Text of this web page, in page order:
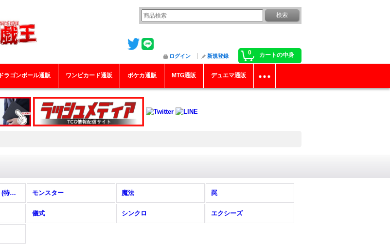
0 カートの中身
ログイン 新規登録
ドラゴンボール通販 ワンピカード通販 ポケカ通販 MTG通販 デュエマ通販
アジアシークレット (特集！) モンスター 魔法 罠
儀式 シンクロ エクシーズ